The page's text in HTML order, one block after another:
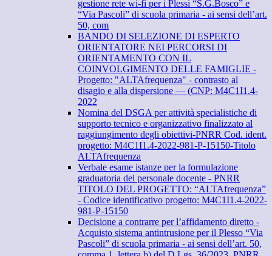
gestione rete wi-fi per i Plessi “S.G.Bosco” e
“Via Pascoli” di scuola primaria - ai sensi dell’art.
50, com
BANDO DI SELEZIONE DI ESPERTO
ORIENTATORE NEI PERCORSI DI
ORIENTAMENTO CON IL
COINVOLGIMENTO DELLE FAMIGLIE -
Progetto: "ALTAfrequenza" - contrasto al
disagio e alla dispersione — (CNP: M4C1I1.4-
2022
Nomina del DSGA per attività specialistiche di
supporto tecnico e organizzativo finalizzato al
raggiungimento degli obiettivi-PNRR Cod. ident.
progetto: M4C1I1.4-2022-981-P-15150-Titolo
ALTAfrequenza
Verbale esame istanze per la formulazione
graduatoria del personale docente - PNRR
TITOLO DEL PROGETTO: “ALTAfrequenza”
- Codice identificativo progetto: M4C1I1.4-2022-
981-P-15150
Decisione a contrarre per l’affidamento diretto -
Acquisto sistema antintrusione per il Plesso “Via
Pascoli” di scuola primaria - ai sensi dell’art. 50,